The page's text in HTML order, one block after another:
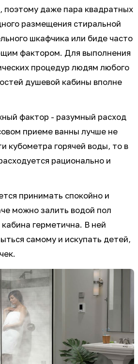
поэтому даже пара квадратных
размещения стиральной
шкафчика или биде часто
фактором. Для выполнения
процедур людям любого
душевой кабины вполне
фактор - разумный расход
приеме ванны лучше не
кубометра горячей воды, то в
рационально и
принимать спокойно и
можно залить водой пол
герметична. В ней
самому и искупать детей,